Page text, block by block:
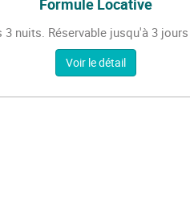
Formule Locative
3 nuits. Réservable jusqu'à 3
Voir le détail